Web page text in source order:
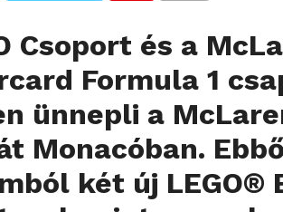
Csoport és a
Formula 1
ünnepli a
Monacóban.
két új LEGO®